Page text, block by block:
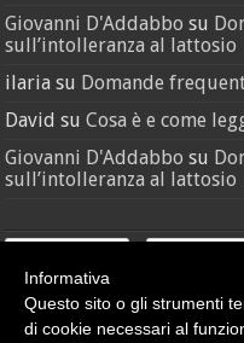
Giovanni D'Addabbo su
sull’intolleranza al lattosio
ilaria su Domande
David suCosa è e come
Giovanni D'Addabbo su
sull’intolleranza al lattosio
Informativa
Questo sito o gli strumenti
di cookie necessari al